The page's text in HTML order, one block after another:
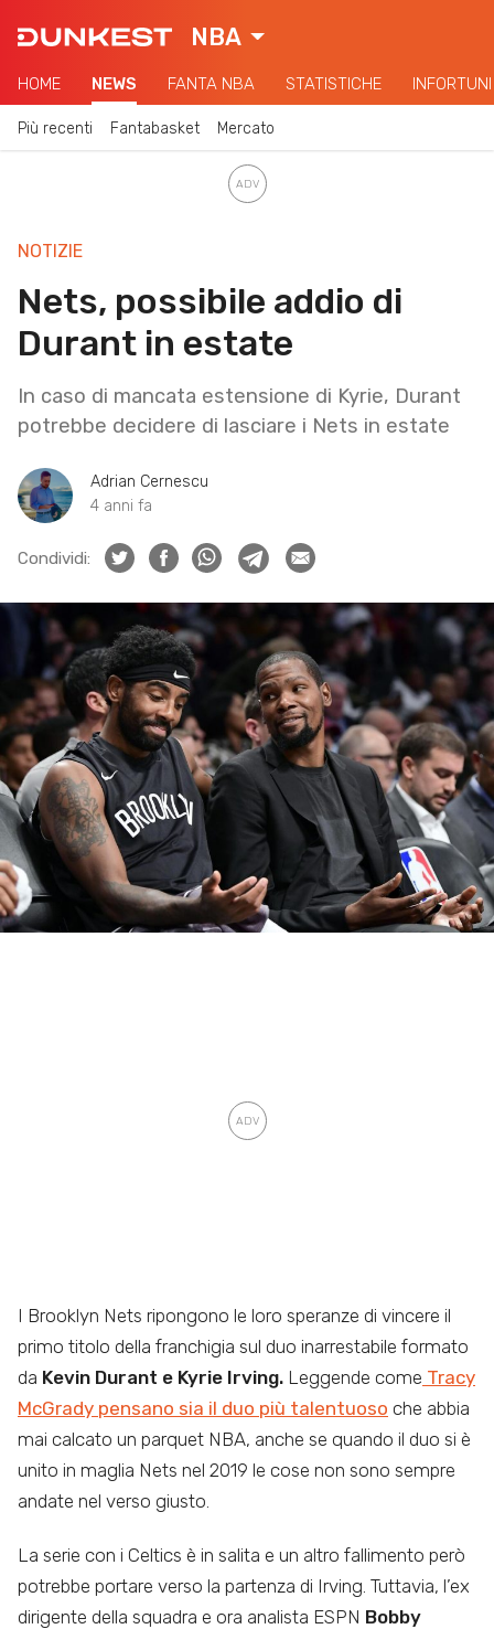
NBA
HOME NEWS FANTA NBA STATISTICHE INFORTUNI
Più recenti Fantabasket Mercato
NOTIZIE
Nets, possibile addio di
Durant in estate
In caso di mancata estensione di Kyrie, Durant
potrebbe decidere di lasciare i Nets in estate
Adrian Cernescu
4 anni fa
Condividi:
I Brooklyn Nets ripongono le loro speranze di vincere il
primo titolo della franchigia sul duo inarrestabile formato
da Kevin Durant e Kyrie Irving. Leggende come Tracy
McGrady pensano sia il duo più talentuoso che abbia
mai calcato un parquet NBA, anche se quando il duo si è
unito in maglia Nets nel 2019 le cose non sono sempre
andate nel verso giusto.
La serie con i Celtics è in salita e un altro fallimento però
potrebbe portare verso la partenza di Irving. Tuttavia, l’ex
dirigente della squadra e ora analista ESPN Bobby